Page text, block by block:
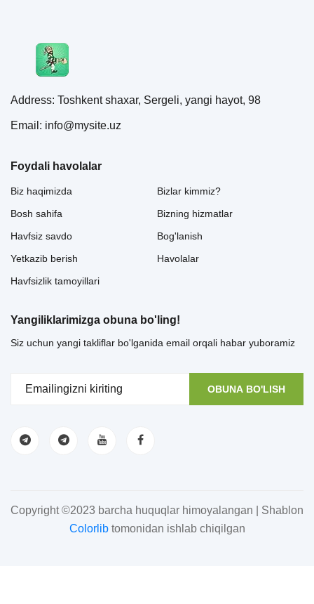
Address: Toshkent shaxar, Sergeli, yangi hayot, 98
Email: info@mysite.uz
Foydali havolalar
Biz haqimizda
Bosh sahifa
Havfsiz savdo
Yetkazib berish
Havfsizlik tamoyillari
Bizlar kimmiz?
Bizning hizmatlar
Bog'lanish
Havolalar
Yangiliklarimizga obuna bo'ling!
Siz uchun yangi takliflar bo'lganida email orqali habar yuboramiz
OBUNA BO'LISH
Copyright ©2023 barcha huquqlar himoyalangan | Shablon
Colorlibtomonidan ishlab chiqilgan